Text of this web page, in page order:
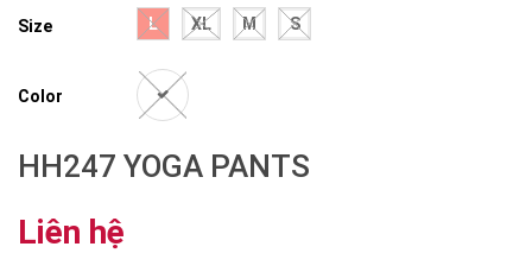
HH247 YOGA PANTS
Liên hệ
Size L XL M S
Color